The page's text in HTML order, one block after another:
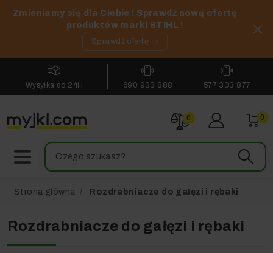
Zmieniamy się dla Ciebie ! Sprawdź nową ofertę
produktów marki STIHL !
Sprawdź ofertę
Wysyłka do 24H 690 933 888 577 303 877
0 0
Strona główna Rozdrabniacze do gałęzi i rębaki
Rozdrabniacze do gałęzi i rębaki